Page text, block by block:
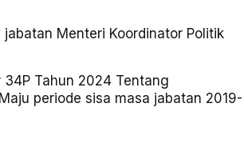
Menteri Koordinator Politik
34P Tahun 2024 Tentang
periode sisa masa jabatan 2019-